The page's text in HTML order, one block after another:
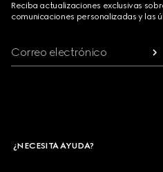
Reciba actualizaciones exclusivas
comunicaciones personalizadas y las
Correo electrónico
¿NECESITA AYUDA?